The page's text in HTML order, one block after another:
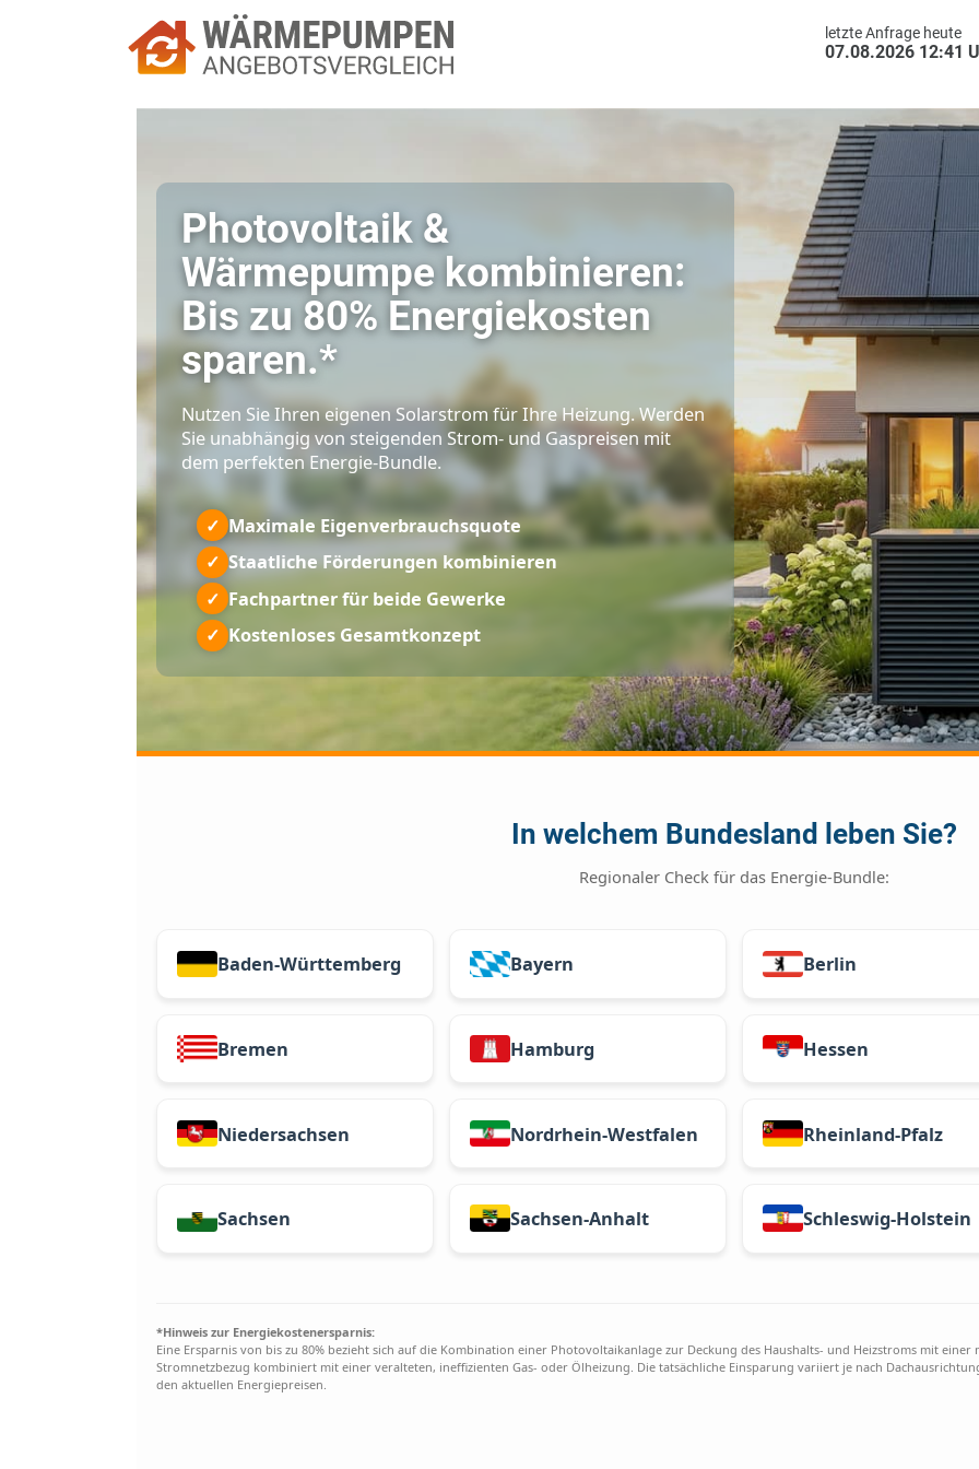
letzte
Photovoltaik &
Wärmepumpe kombinieren:
Bis zu 80% Energiekosten
sparen.*
Nutzen Sie Ihren eigenen Solarstrom für Ihre Heizung. Werden
Sie unabhängig von steigenden Strom- und Gaspreisen mit
dem perfekten Energie-Bundle.
✓ Maximale Eigenverbrauchsquote
✓
Staatliche Förderungen kombinieren
✓
Fachpartner für beide Gewerke
Kostenloses Gesamtkonzept
Regionaler Check für das Energie-Bundle:
Baden-Württemberg Bayern
Bremen Hamburg Hessen
Sachsen